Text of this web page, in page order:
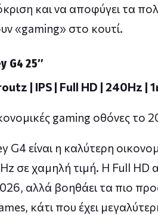
και να αποφύγει τα
«gaming» στο κουτί.
G4 25″
| IPS | Full HD | 240Hz |
G4 είναι η καλύτερη
σε χαμηλή τιμή. Η Full HD
αλλά βοηθάει τα πιο
κάτι που έχει